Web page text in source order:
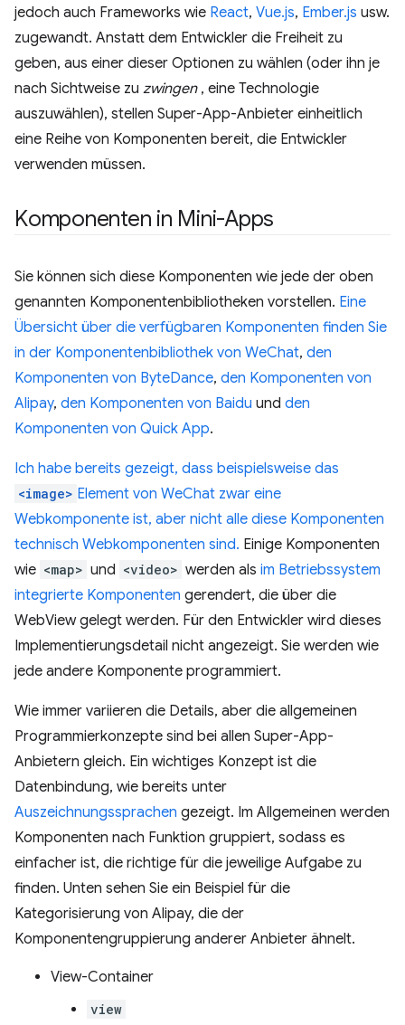
jedoch auch Frameworks wie React, Vue.js, Ember.js usw.
zugewandt. Anstatt dem Entwickler die Freiheit zu
geben, aus einer dieser Optionen zu wählen (oder ihn je
nach Sichtweise zu zwingen, eine Technologie
auszuwählen), stellen Super-App-Anbieter einheitlich
eine Reihe von Komponenten bereit, die Entwickler
verwenden müssen.
Komponenten in Mini-Apps
Sie können sich diese Komponenten wie jede der oben
genannten Komponentenbibliotheken vorstellen. Eine
Übersicht über die verfügbaren Komponenten finden Sie
in der Komponentenbibliothek von WeChat, den
Komponenten von ByteDance, den Komponenten von
Alipay, den Komponenten von Baidu und den
Komponenten von Quick App.
Ich habe bereits gezeigt, dass beispielsweise das
<image> Element von WeChat zwar eine
Webkomponente ist, aber nicht alle diese Komponenten
technisch Webkomponenten sind. Einige Komponenten
wie <map> und <video> werden als im Betriebssystem
integrierte Komponenten gerendert, die über die
WebView gelegt werden. Für den Entwickler wird dieses
Implementierungsdetail nicht angezeigt. Sie werden wie
jede andere Komponente programmiert.
Wie immer variieren die Details, aber die allgemeinen
Programmierkonzepte sind bei allen Super-App-
Anbietern gleich. Ein wichtiges Konzept ist die
Datenbindung, wie bereits unter
Auszeichnungssprachen gezeigt. Im Allgemeinen werden
Komponenten nach Funktion gruppiert, sodass es
einfacher ist, die richtige für die jeweilige Aufgabe zu
finden. Unten sehen Sie ein Beispiel für die
Kategorisierung von Alipay, die der
Komponentengruppierung anderer Anbieter ähnelt.
View-Container
view